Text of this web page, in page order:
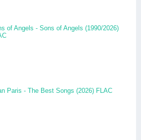
of Angels - Sons of Angels (1990/2026)
Paris - The Best Songs (2026) FLAC